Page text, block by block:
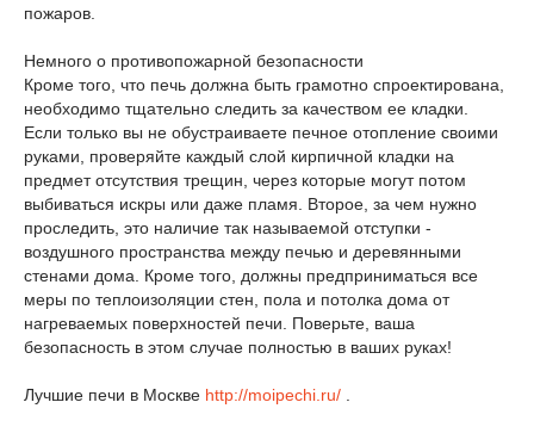
пожаров.
Немного о противопожарной безопасности
Кроме того, что печь должна быть грамотно спроектирована,
необходимо тщательно следить за качеством ее кладки.
Если только вы не обустраиваете печное отопление своими
руками, проверяйте каждый слой кирпичной кладки на
предмет отсутствия трещин, через которые могут потом
выбиваться искры или даже пламя. Второе, за чем нужно
проследить, это наличие так называемой отступки -
воздушного пространства между печью и деревянными
стенами дома. Кроме того, должны предприниматься все
меры по теплоизоляции стен, пола и потолка дома от
нагреваемых поверхностей печи. Поверьте, ваша
безопасность в этом случае полностью в ваших руках!
Лучшие печи в Москве http://moipechi.ru/